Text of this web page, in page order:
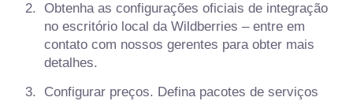
Obtenha as configurações oficiais de integração
no escritório local da Wildberries – entre em
contato com nossos gerentes para obter mais
detalhes.
Configurar preços. Defina pacotes de serviços